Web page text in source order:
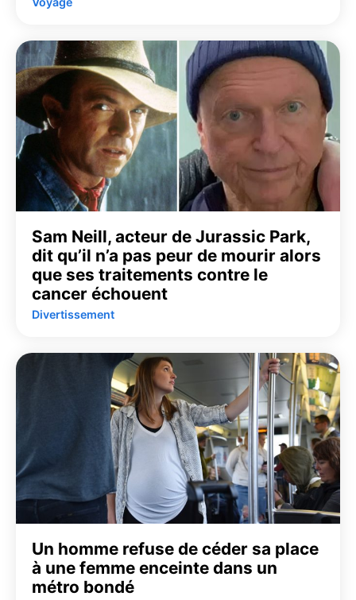
Sam Neill, acteur de Jurassic Park,
dit qu’il n’a pas peur de mourir alors
que ses traitements contre le
cancer échouent
Divertissement
Un homme refuse de céder sa place
à une femme enceinte dans un
métro bondé